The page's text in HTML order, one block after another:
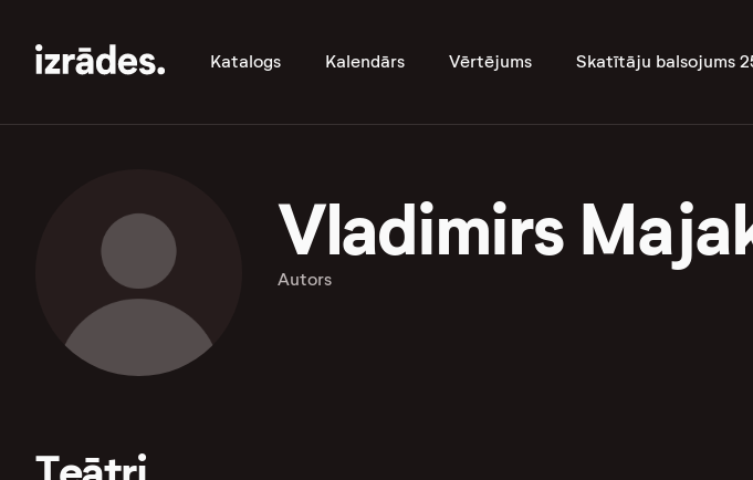
Katalogs Kalendārs Vērtējums Skatītāju balsojums
Vladimirs
Autors